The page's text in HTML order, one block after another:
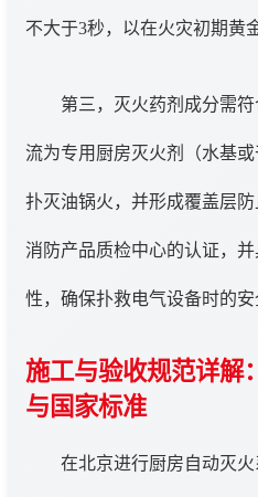
不大于3秒，以在火灾初期黄
第三，灭火药剂成分需
流为专用厨房灭火剂（水基
扑灭油锅火，并形成覆盖层
消防产品质检中心的认证，
性，确保扑救电气设备时的安
施工与验收规范详解
与国家标准
在北京进行厨房自动灭